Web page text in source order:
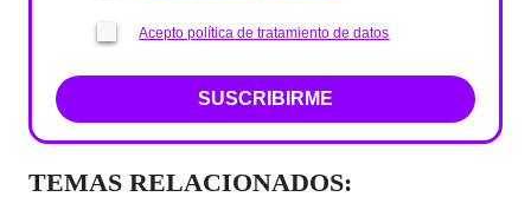
Acepto política de tratamiento de datos
SUSCRIBIRME
TEMAS RELACIONADOS: